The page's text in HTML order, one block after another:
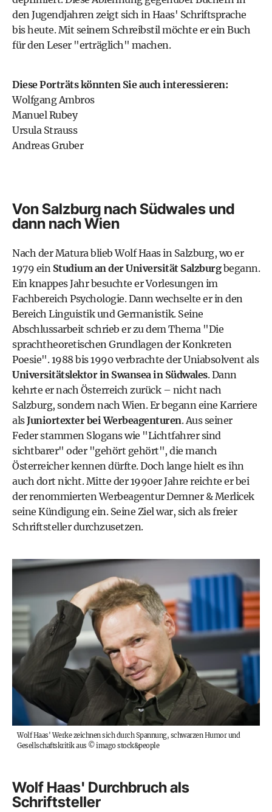
den Jugendjahren zeigt sich in Haas' Schriftsprache
bis heute. Mit seinem Schreibstil möchte er ein Buch
für den Leser "erträglich" machen.
Diese Porträts könnten Sie auch interessieren:
Wolfgang Ambros
Manuel Rubey
Ursula Strauss
Andreas Gruber
Von Salzburg nach Südwales und
dann nach Wien
Nach der Matura blieb Wolf Haas in Salzburg, wo er
1979 ein Studium an der Universität Salzburgbegann.
Ein knappes Jahr besuchte er Vorlesungen im
Fachbereich Psychologie. Dann wechselte er in den
Bereich Linguistik und Germanistik. Seine
Abschlussarbeit schrieb er zu dem Thema "Die
sprachtheoretischen Grundlagen der Konkreten
Poesie". 1988 bis 1990 verbrachte der Uniabsolvent als
Universitätslektor in Swansea in Südwales. Dann
kehrte er nach Österreich zurück – nicht nach
Salzburg, sondern nach Wien. Er begann eine Karriere
alsJuniortexter bei Werbeagenturen. Aus seiner
Feder stammen Slogans wie "Lichtfahrer sind
sichtbarer" oder "gehört gehört", die manch
Österreicher kennen dürfte. Doch lange hielt es ihn
auch dort nicht. Mitte der 1990er Jahre reichte er bei
der renommierten Werbeagentur Demner & Merlicek
seine Kündigung ein. Seine Ziel war, sich als freier
Schriftsteller durchzusetzen.
Wolf Haas' Werke zeichnen sich durch Spannung, schwarzen Humor und
Gesellschaftskritik aus ©imago stock&people
Wolf Haas' Durchbruch als
Schriftsteller